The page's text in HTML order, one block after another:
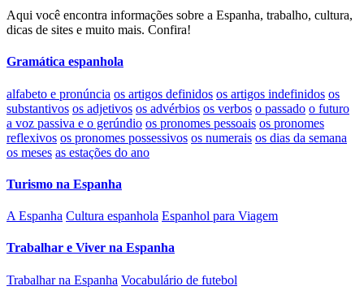
Aqui você encontra informações sobre a Espanha, trabalho, cultura,
dicas de sites e muito mais. Confira!
Gramática espanhola
alfabeto e pronúncia os artigos definidos os artigos indefinidos os
substantivos os adjetivos os advérbios os verbos o passado o futuro
a voz passiva e o gerúndio os pronomes pessoais os pronomes
reflexivos os pronomes possessivos os numerais os dias da semana
os meses as estações do ano
Turismo na Espanha
A Espanha Cultura espanhola Espanhol para Viagem
Trabalhar e Viver na Espanha
Trabalhar na Espanha Vocabulário de futebol